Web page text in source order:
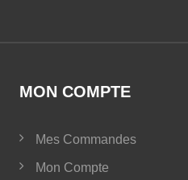
MON COMPTE
Mes Commandes
Mon Compte